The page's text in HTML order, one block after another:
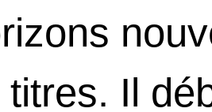
Il